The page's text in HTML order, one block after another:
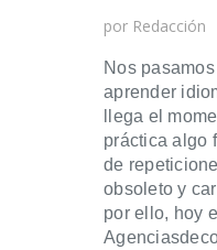
por Redacción
Nos
aprender
llega el
práctica algo
de
obsoleto y
por ello, hoy